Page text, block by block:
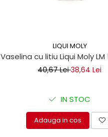
LIQUI MOLY
Vaselina cu litiu Liqui Moly LM
40,67 Lei38,64 Lei
IN STOC
Adauga in cos